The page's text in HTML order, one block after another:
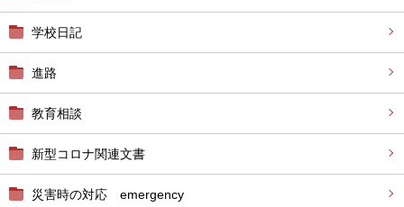
学校日記
進路
教育相談
新型コロナ関連文書
災害時の対応 emergency